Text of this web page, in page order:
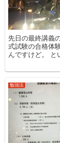
先日の最終講義
式試験の合格体
んですけど。 と
勉強法